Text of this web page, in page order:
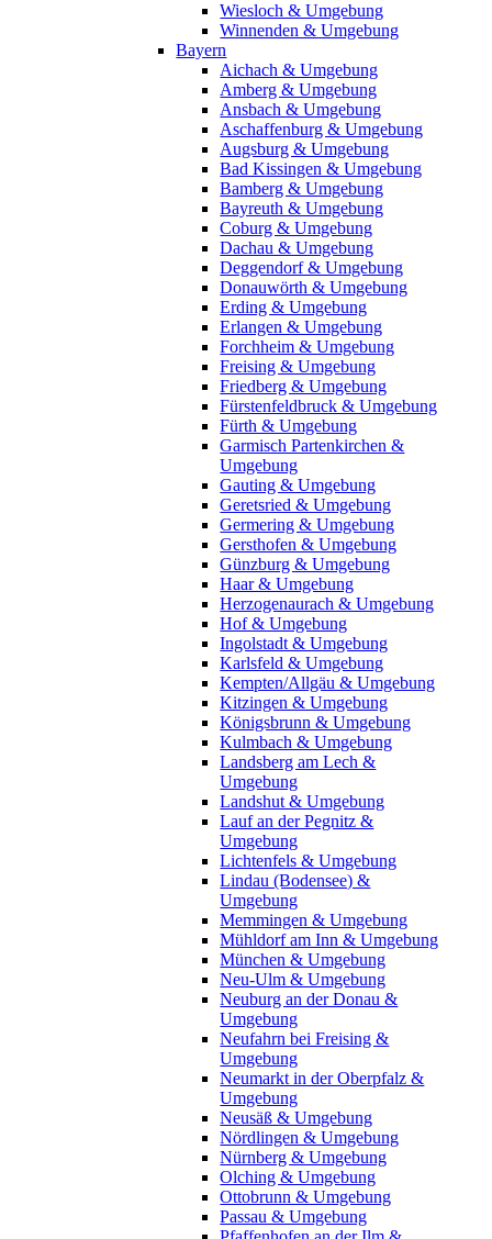
Wiesloch & Umgebung
Winnenden & Umgebung
Bayern
Aichach & Umgebung
Amberg & Umgebung
Ansbach & Umgebung
Aschaffenburg & Umgebung
Augsburg & Umgebung
Bad Kissingen & Umgebung
Bamberg & Umgebung
Bayreuth & Umgebung
Coburg & Umgebung
Dachau & Umgebung
Deggendorf & Umgebung
Donauwörth & Umgebung
Erding & Umgebung
Erlangen & Umgebung
Forchheim & Umgebung
Freising & Umgebung
Friedberg & Umgebung
Fürstenfeldbruck & Umgebung
Fürth & Umgebung
Garmisch Partenkirchen &
Umgebung
Gauting & Umgebung
Geretsried & Umgebung
Germering & Umgebung
Gersthofen & Umgebung
Günzburg & Umgebung
Haar & Umgebung
Herzogenaurach & Umgebung
Hof & Umgebung
Ingolstadt & Umgebung
Karlsfeld & Umgebung
Kempten/Allgäu & Umgebung
Kitzingen & Umgebung
Königsbrunn & Umgebung
Kulmbach & Umgebung
Landsberg am Lech &
Umgebung
Landshut & Umgebung
Lauf an der Pegnitz &
Umgebung
Lichtenfels & Umgebung
Lindau (Bodensee) &
Umgebung
Memmingen & Umgebung
Mühldorf am Inn & Umgebung
München & Umgebung
Neu-Ulm & Umgebung
Neuburg an der Donau &
Umgebung
Neufahrn bei Freising &
Umgebung
Neumarkt in der Oberpfalz &
Umgebung
Neusäß & Umgebung
Nördlingen & Umgebung
Nürnberg & Umgebung
Olching & Umgebung
Ottobrunn & Umgebung
Passau & Umgebung